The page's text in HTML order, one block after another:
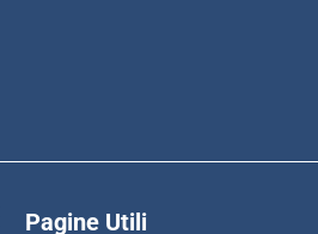
Pagine Utili